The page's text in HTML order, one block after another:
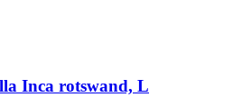
Inca rotswand, L